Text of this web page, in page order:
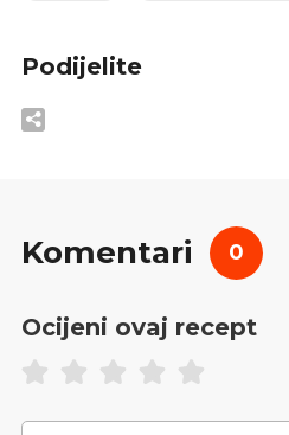
Podijelite
Komentari 0
Ocijeni ovaj recept